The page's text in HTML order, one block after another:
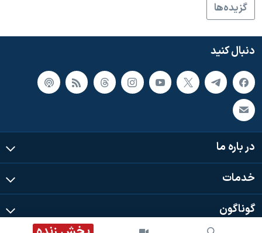
همایش محافظه‌کاران آمریکا «سی‌پک»
صفحه‌های ویژه
سفر پرزیدنت ترامپ به چین
گزيده‌ها
دنبال کنید
در باره ما
خدمات
گوناگون